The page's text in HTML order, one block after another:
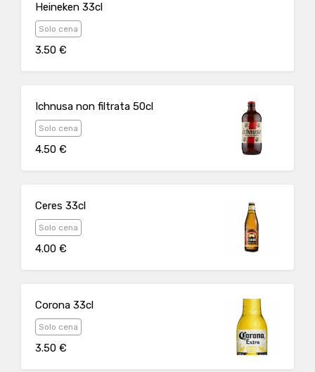
Heineken 33cl
Solo cena
3.50 €
Ichnusa non filtrata 50cl
Solo cena
4.50 €
Ceres 33cl
Solo cena
4.00 €
Corona 33cl
Solo cena
3.50 €